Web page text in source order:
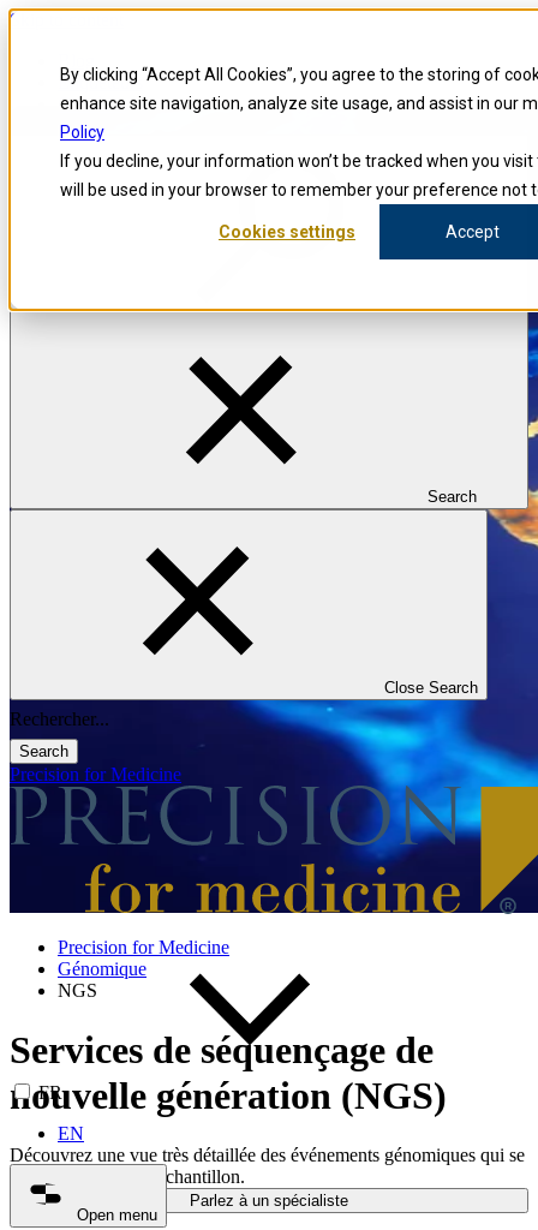
By clicking “Accept All Cookies”, you agree to the storing of
enhance site navigation, analyze site usage, and assist in our
Policy
If you decline, your information won’t be tracked when you
will be used in your browser to remember your preference not
Cookies settings Accept
Skip to content
Enquêteurs
Carrières
Search
Close Search
Search
Precision for Medicine
FR
EN
Open menu
Precision for Medicine
Génomique
NGS
Services de séquençage de
nouvelle génération (NGS)
Découvrez une vue très détaillée des événements génomiques qui se
produisent dans un échantillon.
Parlez à un spécialiste